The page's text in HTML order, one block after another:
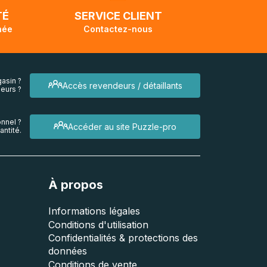
SERVICE CLIENT
Contactez-nous
Accès revendeurs / détaillants
?
?
Accéder au site Puzzle-pro
?
À propos
Informations légales
Conditions d'utilisation
Confidentialités & protections des
données
Conditions de vente